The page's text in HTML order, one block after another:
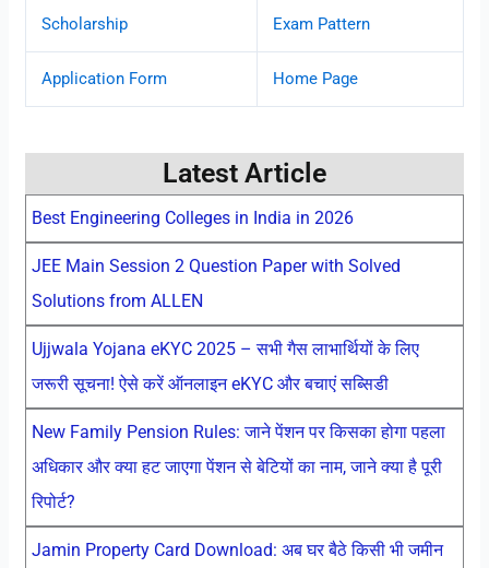
Scholarship Exam Pattern
Application Form Home Page
Latest Article
Best Engineering Colleges in India in 2026
JEE Main Session 2 Question Paper with Solved
Solutions from ALLEN
Ujjwala Yojana eKYC 2025 – सभी गैस लाभार्थियों के लिए
जरूरी सूचना! ऐसे करें ऑनलाइन eKYC और बचाएं सब्सिडी
New Family Pension Rules: जाने पेंशन पर किसका होगा पहला
अधिकार और क्या हट जाएगा पेंशन से बेटियों का नाम, जाने क्या है पूरी
रिपोर्ट?
Jamin Property Card Download: अब घर बैठे किसी भी जमीन